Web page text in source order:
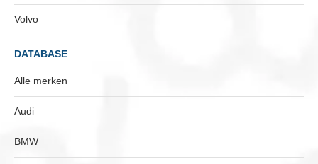
Volvo
DATABASE
Alle merken
Audi
BMW